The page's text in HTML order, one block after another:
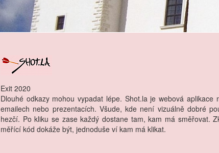
Exit 2020
Dlouhé odkazy mohou vypadat lépe. Shot.la je webová
emailech nebo prezentacích. Všude, kde není vizuálně dobré
hezčí. Po kliku se zase každý dostane tam, kam má směřovat.
měřící kód dokáže být, jednoduše ví kam má klikat.